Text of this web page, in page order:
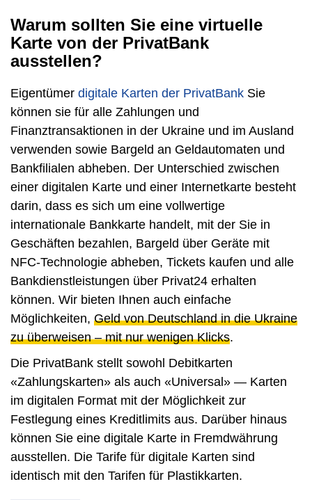
Warum sollten Sie eine virtuelle
Karte von der PrivatBank
ausstellen?
Eigentümer digitale Karten der PrivatBank Sie
können sie für alle Zahlungen und
Finanztransaktionen in der Ukraine und im Ausland
verwenden sowie Bargeld an Geldautomaten und
Bankfilialen abheben. Der Unterschied zwischen
einer digitalen Karte und einer Internetkarte besteht
darin, dass es sich um eine vollwertige
internationale Bankkarte handelt, mit der Sie in
Geschäften bezahlen, Bargeld über Geräte mit
NFC-Technologie abheben, Tickets kaufen und alle
Bankdienstleistungen über Privat24 erhalten
können. Wir bieten Ihnen auch einfache
Möglichkeiten, Geld von Deutschland in die Ukraine
zu überweisen – mit nur wenigen Klicks.
Die PrivatBank stellt sowohl Debitkarten
«Zahlungskarten» als auch «Universal» — Karten
im digitalen Format mit der Möglichkeit zur
Festlegung eines Kreditlimits aus. Darüber hinaus
können Sie eine digitale Karte in Fremdwährung
ausstellen. Die Tarife für digitale Karten sind
identisch mit den Tarifen für Plastikkarten.